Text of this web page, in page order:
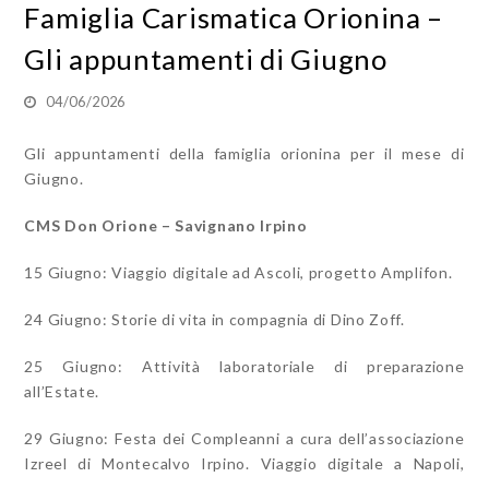
Famiglia Carismatica Orionina –
Gli appuntamenti di Giugno
04/06/2026
Gli appuntamenti della famiglia orionina per il mese di
Giugno.
CMS Don Orione – Savignano Irpino
15 Giugno: Viaggio digitale ad Ascoli, progetto Amplifon.
24 Giugno: Storie di vita in compagnia di Dino Zoff.
25 Giugno: Attività laboratoriale di preparazione
all’Estate.
29 Giugno: Festa dei Compleanni a cura dell’associazione
Izreel di Montecalvo Irpino. Viaggio digitale a Napoli,